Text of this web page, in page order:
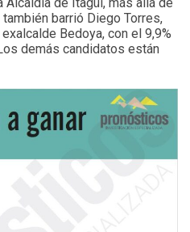
barrió Diego Torres,
Bedoya, con el 9,9%
demás candidatos están